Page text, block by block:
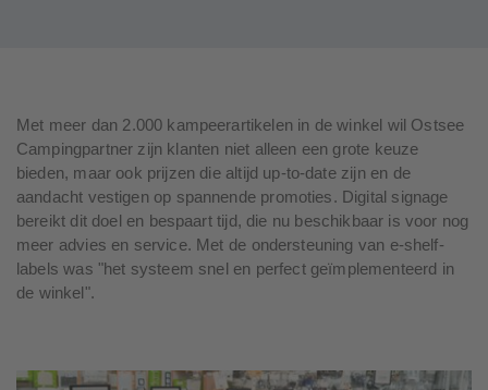
Met meer dan 2.000 kampeerartikelen in de winkel wil Ostsee
Campingpartner zijn klanten niet alleen een grote keuze
bieden, maar ook prijzen die altijd up-to-date zijn en de
aandacht vestigen op spannende promoties. Digital signage
bereikt dit doel en bespaart tijd, die nu beschikbaar is voor nog
meer advies en service. Met de ondersteuning van e-shelf-
labels was "het systeem snel en perfect geïmplementeerd in
de winkel".